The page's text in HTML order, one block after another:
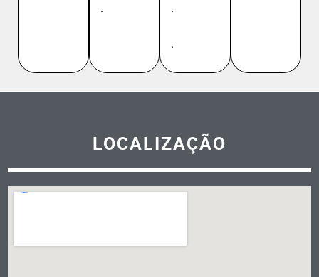
. .
.
LOCALIZAÇÃO